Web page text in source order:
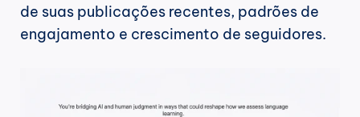
de suas publicações recentes, padrões de
engajamento e crescimento de seguidores.